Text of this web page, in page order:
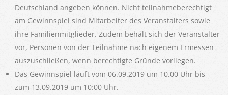
Deutschland angeben können. Nicht teilnahmeberechtigt
am Gewinnspiel sind Mitarbeiter des Veranstalters sowie
ihre Familienmitglieder. Zudem behält sich der Veranstalter
vor, Personen von der Teilnahme nach eigenem Ermessen
auszuschließen, wenn berechtigte Gründe vorliegen.
Das Gewinnspiel läuft vom 06.09.2019 um 10.00 Uhr bis
zum 13.09.2019 um 10:00 Uhr.